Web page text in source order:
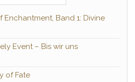
Enchantment, Band 1: Divine
Event – Bis wir uns
of Fate